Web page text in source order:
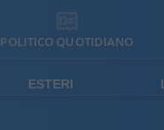
POLITICO QUOTIDIANO
ESTERI